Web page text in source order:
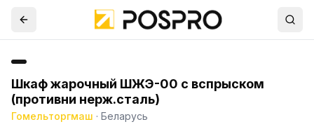
Шкаф жарочный ШЖЭ-00 с вспрыском
(противни нерж.сталь)
Гомельторгмаш · Беларусь